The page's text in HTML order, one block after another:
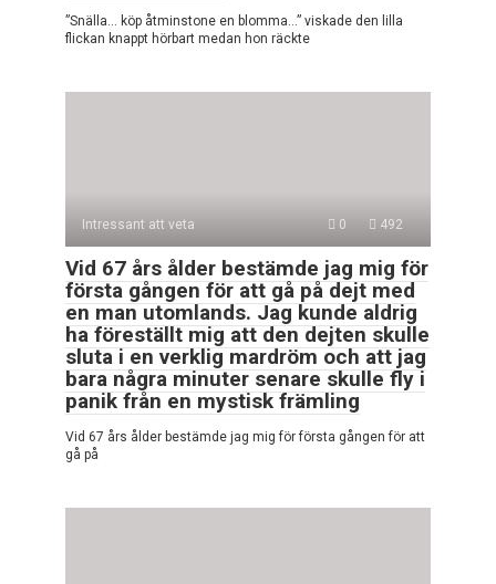
”Snälla… köp åtminstone en blomma…” viskade den lilla
flickan knappt hörbart medan hon räckte
Intressant att veta 0 492
Vid 67 års ålder bestämde jag mig för
första gången för att gå på dejt med
en man utomlands. Jag kunde aldrig
ha föreställt mig att den dejten skulle
sluta i en verklig mardröm och att jag
bara några minuter senare skulle fly i
panik från en mystisk främling
Vid 67 års ålder bestämde jag mig för första gången för att
gå på